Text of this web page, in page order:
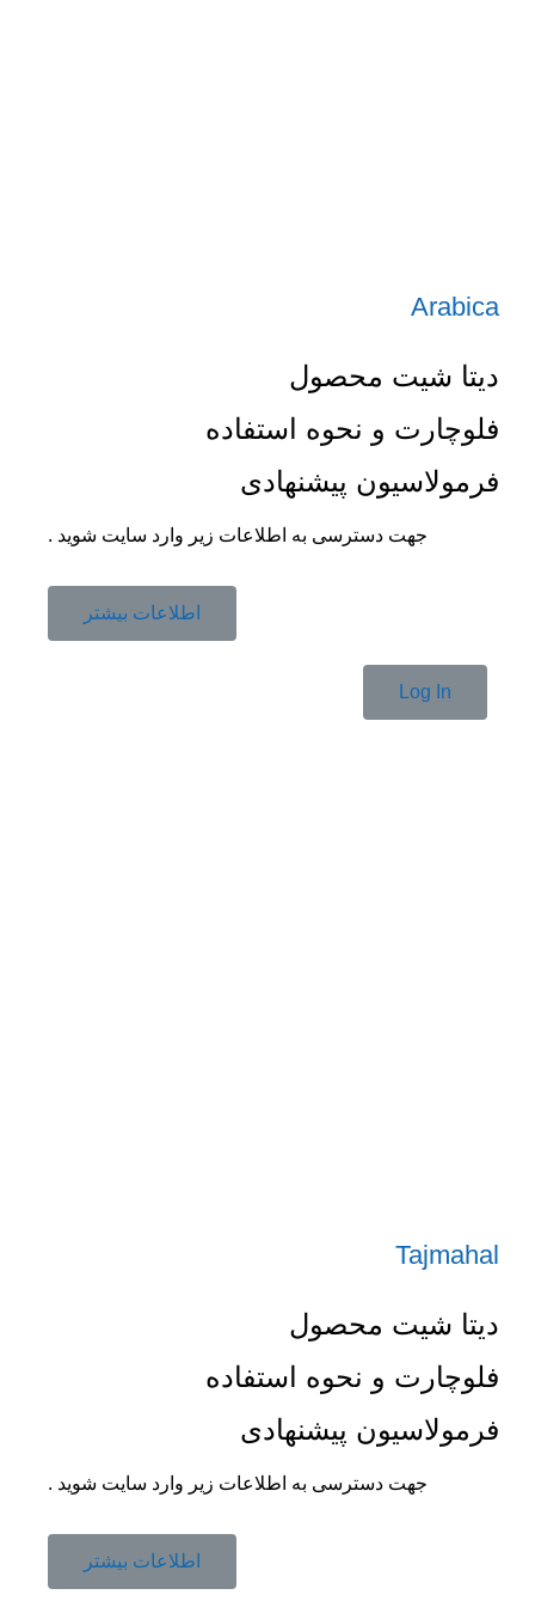
Arabica
دیتا شیت محصول
فلوچارت و نحوه استفاده
فرمولاسیون پیشنهادی
جهت دسترسی به اطلاعات زیر وارد سایت شوید .
اطلاعات بیشتر
Log In
Tajmahal
دیتا شیت محصول
فلوچارت و نحوه استفاده
فرمولاسیون پیشنهادی
جهت دسترسی به اطلاعات زیر وارد سایت شوید .
اطلاعات بیشتر